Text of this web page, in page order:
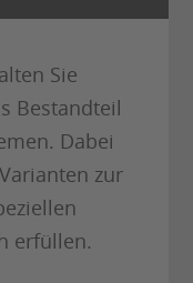
Sie
Bestandteil
Dabei
zur
erfüllen.